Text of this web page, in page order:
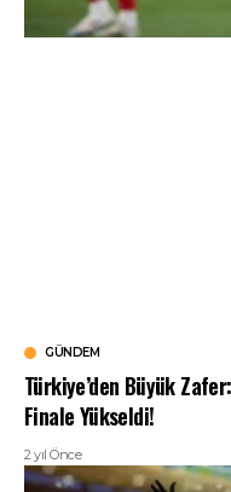
GÜNDEM
Türkiye’den Büyük
Finale Yükseldi!
2 yıl Önce